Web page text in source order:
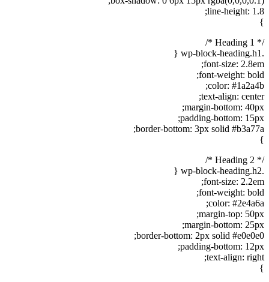
line-height: 1.8;
}
/* Heading 1 */
.wp-block-heading.h1 {
font-size: 2.8em;
font-weight: bold;
color: #1a2a4b;
text-align: center;
margin-bottom: 40px;
padding-bottom: 15px;
border-bottom: 3px solid #b3a77a;
}
/* Heading 2 */
.wp-block-heading.h2 {
font-size: 2.2em;
font-weight: bold;
color: #2e4a6a;
margin-top: 50px;
margin-bottom: 25px;
border-bottom: 2px solid #e0e0e0;
padding-bottom: 12px;
text-align: right;
}